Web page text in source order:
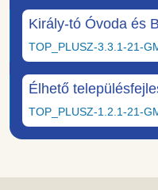
Király-tó Óvoda és
TOP_PLUSZ-3.3.1-21-
Élhető
TOP_PLUSZ-1.2.1-21-